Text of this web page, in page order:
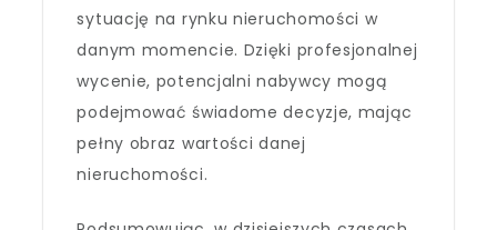
sytuację na rynku nieruchomości w
danym momencie. Dzięki profesjonalnej
wycenie, potencjalni nabywcy mogą
podejmować świadome decyzje, mając
pełny obraz wartości danej
nieruchomości.